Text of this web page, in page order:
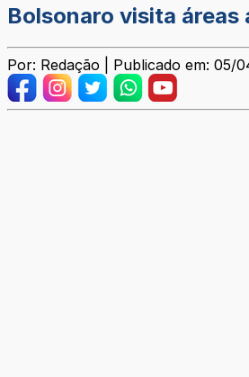
Bolsonaro visita áreas
Por: Redação | Publicado em: 05/